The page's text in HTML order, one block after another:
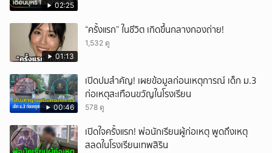
02:25
01:13
“ครั้งแรก” ในชีวิต เกิดขึ้นกลางกองถ่าย!
1,532 ดู
00:46
เปิดปมสำคัญ! เผยข้อมูลก่อนเหตุการณ์ เด็ก ม.3
ก่อเหตุสะเทือนขวัญในโรงเรียน
578 ดู
เปิดใจครั้งแรก! พ่อนักเรียนผู้ก่อเหตุ พูดถึงเหตุ
สลดในโรงเรียนเทพสิริน